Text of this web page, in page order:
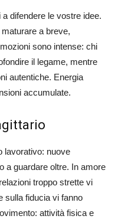
difendere le vostre idee.
a breve,
sono intense: chi
il legame, mentre
autentiche. Energia
accumulate.
lavorativo: nuove
a guardare oltre. In amore
troppo strette vi
sulla fiducia vi fanno
attività fisica e